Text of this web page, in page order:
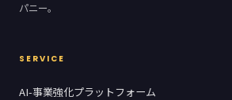
パニー。
SERVICE
AI-事業強化プラットフォーム